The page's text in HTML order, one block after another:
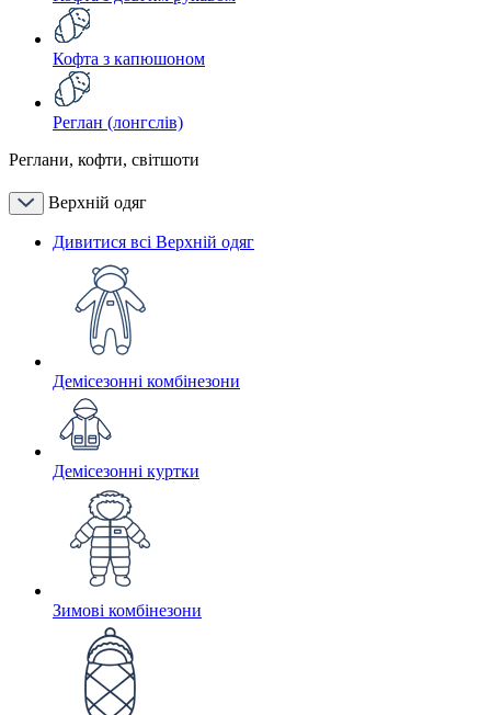
Кофта з капюшоном
Реглан (лонгслів)
Реглани, кофти, світшоти
Верхній одяг
Дивитися всі Верхній одяг
Демісезонні комбінезони
Демісезонні куртки
Зимові комбінезони